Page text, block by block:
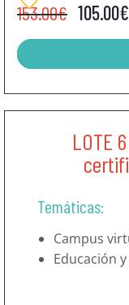
153.00€ 105.00€
LOTE
Temáticas:
Campus
Educación